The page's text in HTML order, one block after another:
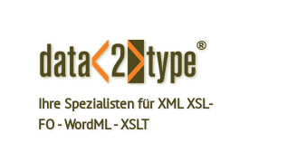
Ihre Spezialisten für XML XSL-
FO - WordML - XSLT